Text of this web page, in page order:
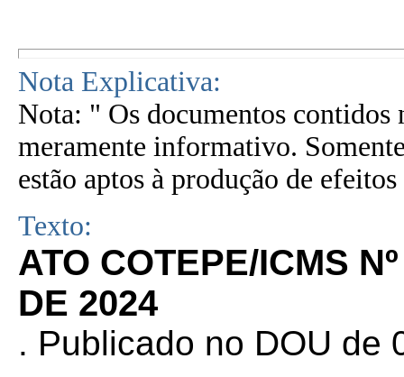
Nota Explicativa:
Nota: " Os documentos contidos
meramente informativo.
estão aptos à produção de
Texto:
ATO COTEPE/ICMS
DE 2024
. Publicado no DOU de